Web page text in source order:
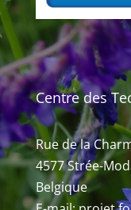
Centre des
Rue de la
4577 Strée-
Belgique